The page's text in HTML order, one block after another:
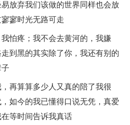
放弃我们该做的世界同样也会放
寥时光无路可走
怕疼；我不会去黄河的，我嫌
到黑的其实除了你，我还有别的
再算算多少人又真的陪了我很
如今的我已懂得口说无凭，真爱
等时间告诉我真话